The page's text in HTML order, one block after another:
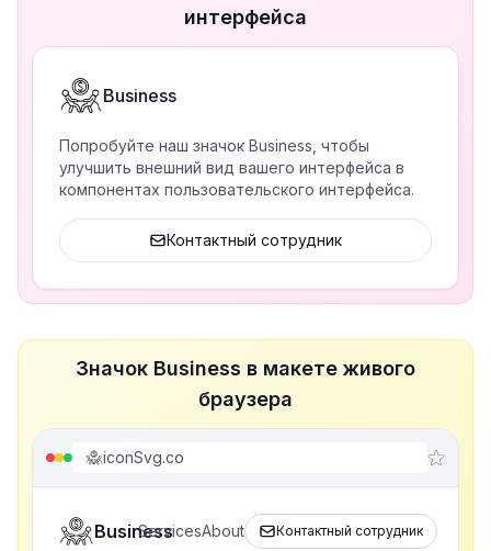
интерфейса
Business
Попробуйте наш значок Business, чтобы
улучшить внешний вид вашего интерфейса в
компонентах пользовательского интерфейса.
Контактный сотрудник
Значок Business в макете живого
браузера
iconSvg.co
Business
ServicesAbout Контактный сотрудник